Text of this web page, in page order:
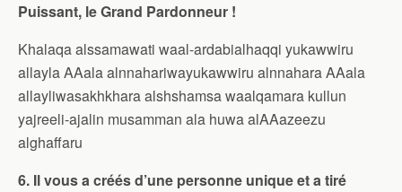
Puissant, le Grand Pardonneur !
Khalaqa alssamawati waal-ardabialhaqqi yukawwiru
allayla AAala alnnahariwayukawwiru alnnahara AAala
allayliwasakhkhara alshshamsa waalqamara kullun
yajreeli-ajalin musamman ala huwa alAAazeezu
alghaffaru
6. Il vous a créés d’une personne unique et a tiré